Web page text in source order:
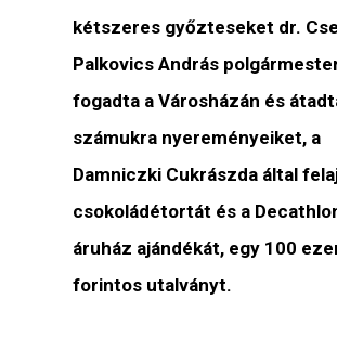
kétszeres győzteseket dr.
Palkovics András
fogadta a Városházán és
számukra nyereményeiket, a
Damniczki Cukrászda által
csokoládétortát és a
áruház ajándékát, egy 100
forintos utalványt.